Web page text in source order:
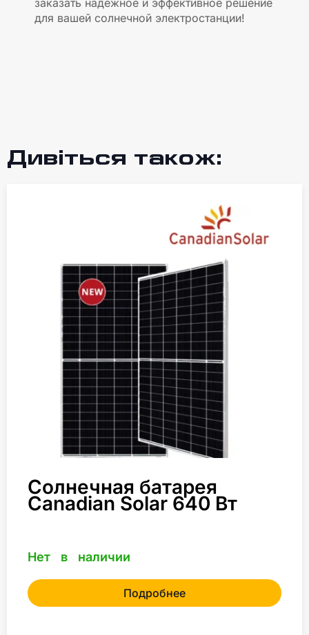
для вашей солнечной электростанции!
Дивіться також:
Солнечная батарея
Canadian Solar 640 Вт
Нет в наличии
Подробнее